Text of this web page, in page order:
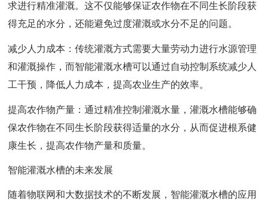
求进行精准灌溉。这不仅能够保证农作物在不同生长阶段获
得充足的水分，还能避免过度灌溉或水分不足的问题。
减少人力成本：传统灌溉方式需要大量劳动力进行水源管理
和灌溉操作，而智能灌溉水槽可以通过自动控制系统减少人
工干预，降低人力成本，提高农业生产的效率。
提高农作物产量：通过精准控制灌溉水量，灌溉水槽能够确
保农作物在不同生长阶段获得适量的水分，从而促进根系健
康生长，提高农作物产量和质量。
智能灌溉水槽的未来发展
随着物联网和大数据技术的不断发展，智能灌溉水槽的应用